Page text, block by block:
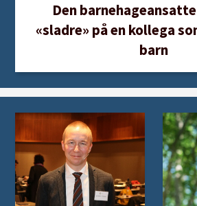
Den
«sladre» på en kollega
barn